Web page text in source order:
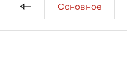
Основное